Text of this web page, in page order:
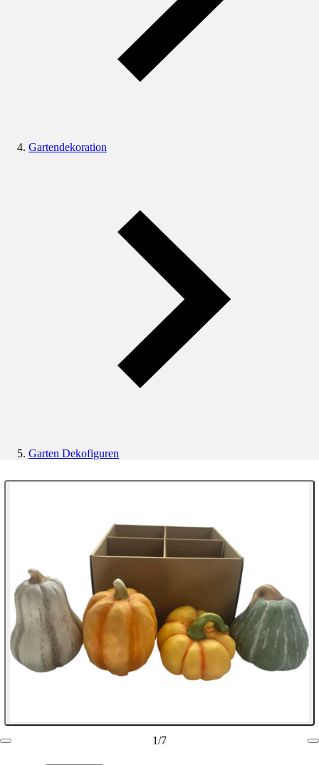
Gartendekoration
Garten Dekofiguren
1/7